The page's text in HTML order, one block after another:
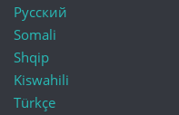
Русский
Somali
Shqip
Kiswahili
Türkçe